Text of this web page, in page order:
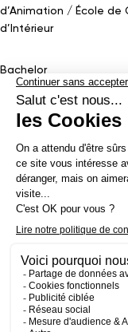
d’Animation
École de
d’Intérieur
Bachelor
Bachelor Design
Bachelor Conception
d’Animation 2D/3D
Mastère
Mastères en Direction
&
(en alternance)
Établissement